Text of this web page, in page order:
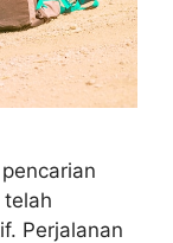
Perjalanan